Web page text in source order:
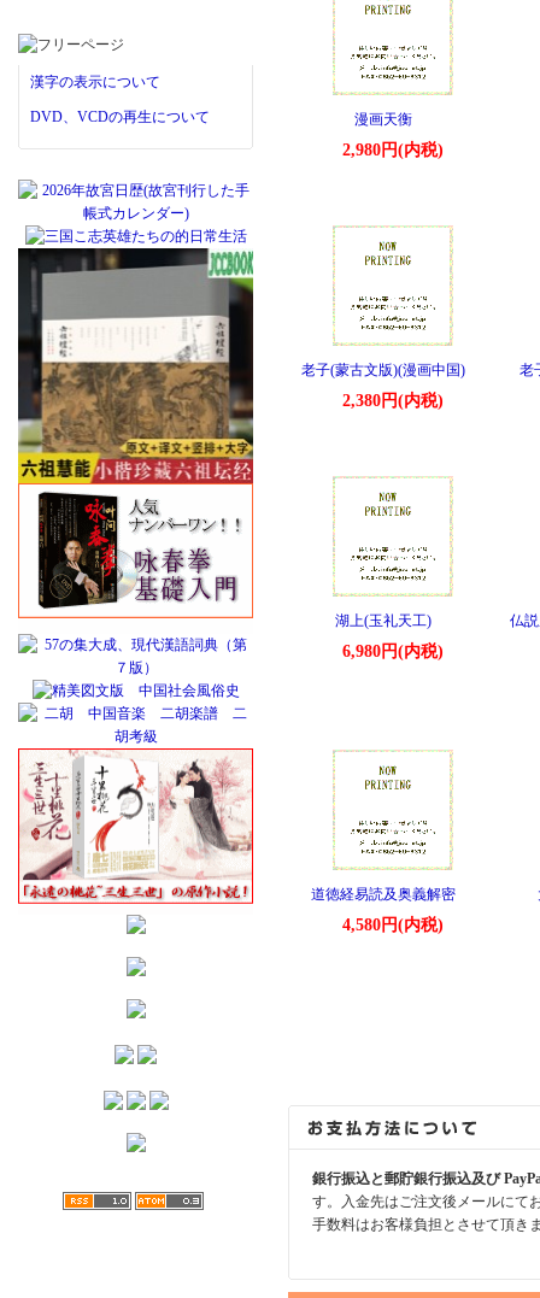
漢字の表示について
DVD、VCDの再生について 漫画天衡
2,980円(内税)
老子(蒙古文版)(漫画中国)
2,380円(内税)
老
湖上(玉礼天工)
6,980円(内税)
仏
道徳経易読及奥義解密
4,580円(内税)
銀行振込と郵貯銀行振込及び
す。入金先はご注文後メールにて
手数料はお客様負担とさせて頂き